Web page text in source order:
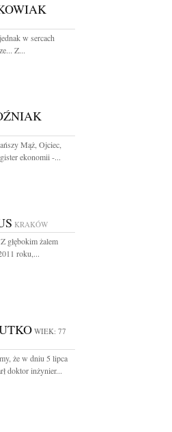
w sercach
Z...
Mąż, Ojciec,
ekonomii -...
KRAKÓW
głębokim żalem
roku,...
WIEK: 77
że w dniu 5 lipca
doktor inżynier...